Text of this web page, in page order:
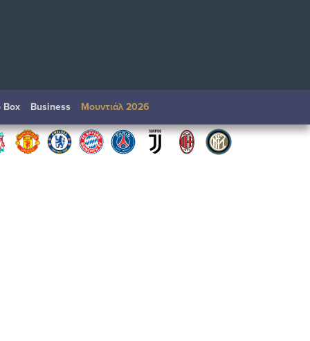
Box Βusiness Μουντιάλ 2026